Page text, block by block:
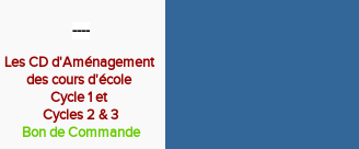
----
Les CD d'Aménagement
des cours d'école
Cycle 1 et
Cycles 2 & 3
Bon de Commande